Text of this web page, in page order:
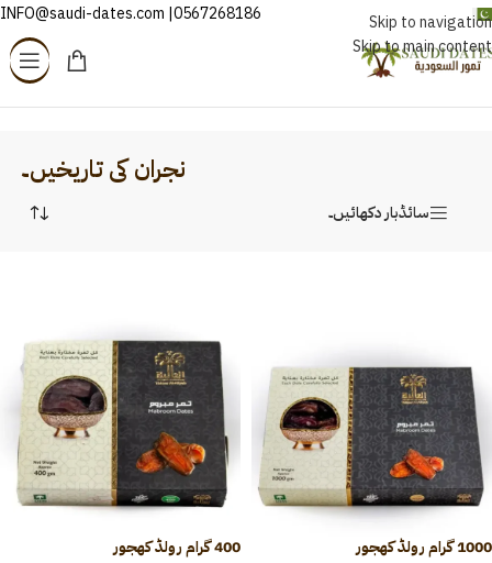
Skip to navigation
Skip to main content
اردو 0567268186| INFO@saudi-dates.com
Home
/نجران کی تاریخیں۔
نجران کی تاریخیں۔
سائڈبار دکھائیں۔
1000 گرام رولڈ کھجور
400 گرام رولڈ کھجور